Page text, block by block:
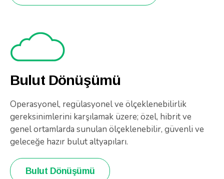
Bulut Dönüşümü
Operasyonel, regülasyonel ve ölçeklenebilirlik
gereksinimlerini karşılamak üzere; özel, hibrit ve
genel ortamlarda sunulan ölçeklenebilir, güvenli ve
geleceğe hazır bulut altyapıları.
Bulut Dönüşümü